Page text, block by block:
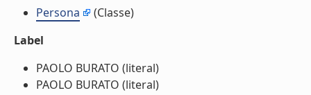
Persona
(Classe)
Label
PAOLO BURATO (literal)
PAOLO BURATO (literal)